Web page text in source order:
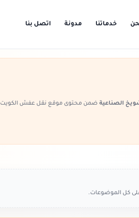
خدماتنا مدونة اتصل بنا
الصناعية ضمن محتوى موقع نقل عفش الكويت
كل الموضوعات.